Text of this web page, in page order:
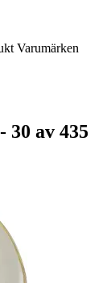
Varumärken
30 av 435